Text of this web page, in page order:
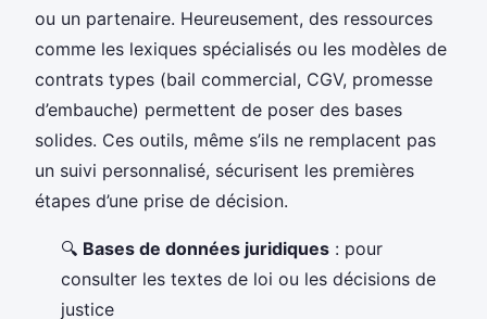
ou un partenaire. Heureusement, des ressources
comme les lexiques spécialisés ou les modèles de
contrats types (bail commercial, CGV, promesse
d’embauche) permettent de poser des bases
solides. Ces outils, même s’ils ne remplacent pas
un suivi personnalisé, sécurisent les premières
étapes d’une prise de décision.
🔍 Bases de données juridiques : pour
consulter les textes de loi ou les décisions de
justice